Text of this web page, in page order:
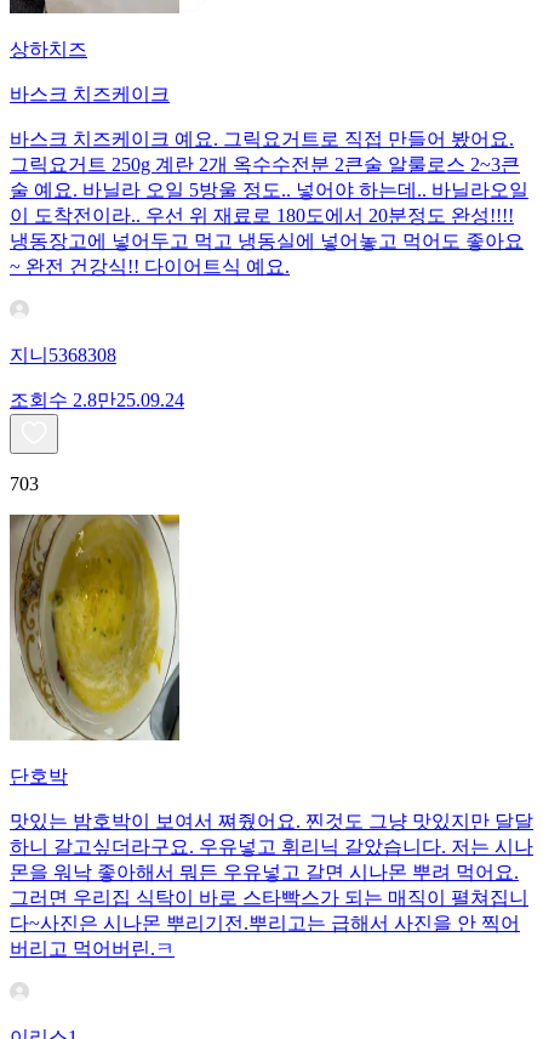
상하치즈
바스크 치즈케이크
바스크 치즈케이크 예요. 그릭요거트로 직접 만들어 봤어요.
그릭요거트 250g 계란 2개 옥수수전분 2큰술 알룰로스 2~3큰
술 예요. 바닐라 오일 5방울 정도.. 넣어야 하는데.. 바닐라오일
이 도착전이라.. 우선 위 재료로 180도에서 20분정도 완성!!!!
냉동장고에 넣어두고 먹고 냉동실에 넣어놓고 먹어도 좋아요
~ 완전 건강식!! 다이어트식 예요.
지니5368308
조회수 2.8만25.09.24
703
단호박
맛있는 밤호박이 보여서 쪄줬어요. 찐것도 그냥 맛있지만 달달
하니 갈고싶더라구요. 우유넣고 휘리닉 갈았습니다. 저는 시나
몬을 워낙 좋아해서 뭐든 우유넣고 갈면 시나몬 뿌려 먹어요.
그러면 우리집 식탁이 바로 스타빡스가 되는 매직이 펼쳐집니
다~사진은 시나몬 뿌리기전.뿌리고는 급해서 사진을 안 찍어
버리고 먹어버린.ㅋ